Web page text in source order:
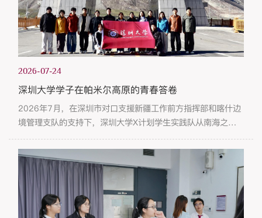
2026-07-24
深圳大学学子在帕米尔高原的青春答卷
2026年7月，在深圳市对口支援新疆工作前方指挥部和喀什边
境管理支队的支持下，深圳大学X计划学生实践队从南海之滨
跨越万里，抵达帕米尔高原。他们来到国门边关，在海拔5100
米的红其拉甫、在平均海拔4600米的排依克边境派出所，上了
一堂“行走的思政课”——在真实场景中体悟家国情怀，在同龄
戍边人身上寻找青春答案。国门下的一堂课队员们来到红其拉
甫出入境边防检查站，在海拔5100米的国门前参加升旗仪式。
实践队员黄同学说：...